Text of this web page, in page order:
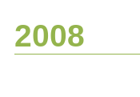
2008